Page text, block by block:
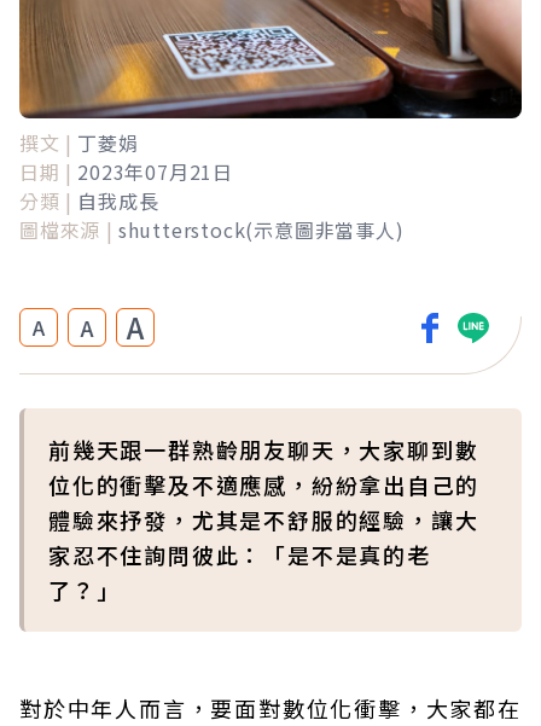
撰文 | 丁菱娟
日期 | 2023年07月21日
分類 | 自我成長
圖檔來源 | shutterstock(示意圖非當事人)
A A A
前幾天跟一群熟齡朋友聊天，大家聊到數
位化的衝擊及不適應感，紛紛拿出自己的
體驗來抒發，尤其是不舒服的經驗，讓大
家忍不住詢問彼此：「是不是真的老
了？」
對於中年人而言，要面對數位化衝擊，大家都在